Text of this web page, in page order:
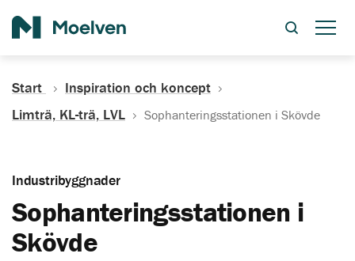
Start
Inspiration och koncept
Limträ, KL-trä, LVL
Sophanteringsstationen i Skövde
Industribyggnader
Sophanteringsstationen i
Skövde